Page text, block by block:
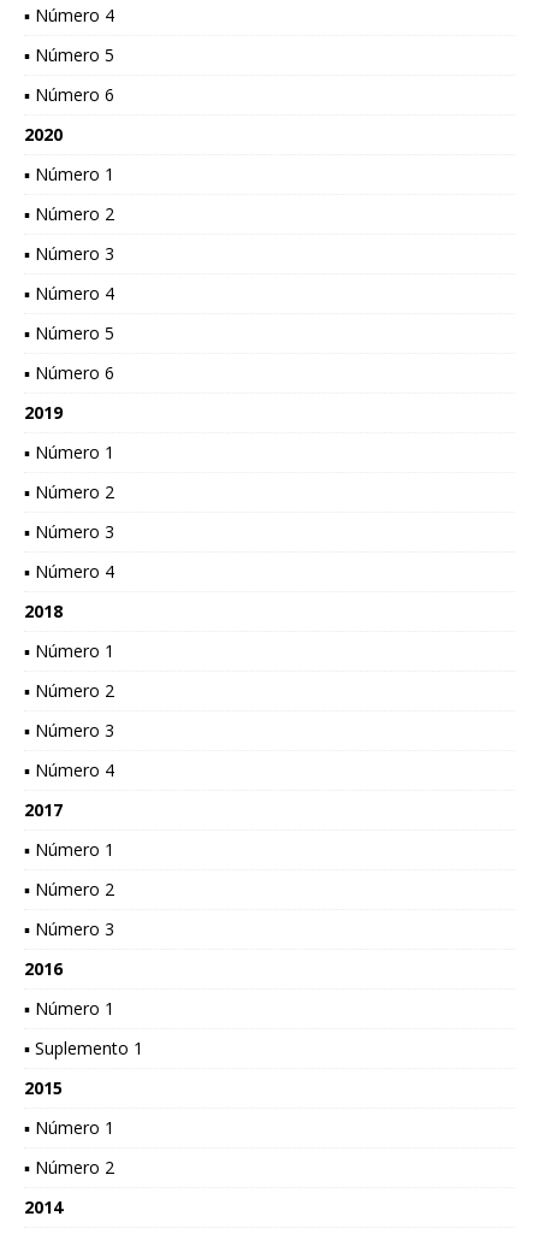
▪ Número 4
▪ Número 5
▪ Número 6
2020
▪ Número 1
▪ Número 2
▪ Número 3
▪ Número 4
▪ Número 5
▪ Número 6
2019
▪ Número 1
▪ Número 2
▪ Número 3
▪ Número 4
2018
▪ Número 1
▪ Número 2
▪ Número 3
▪ Número 4
2017
▪ Número 1
▪ Número 2
▪ Número 3
2016
▪ Número 1
▪ Suplemento 1
2015
▪ Número 1
▪ Número 2
2014